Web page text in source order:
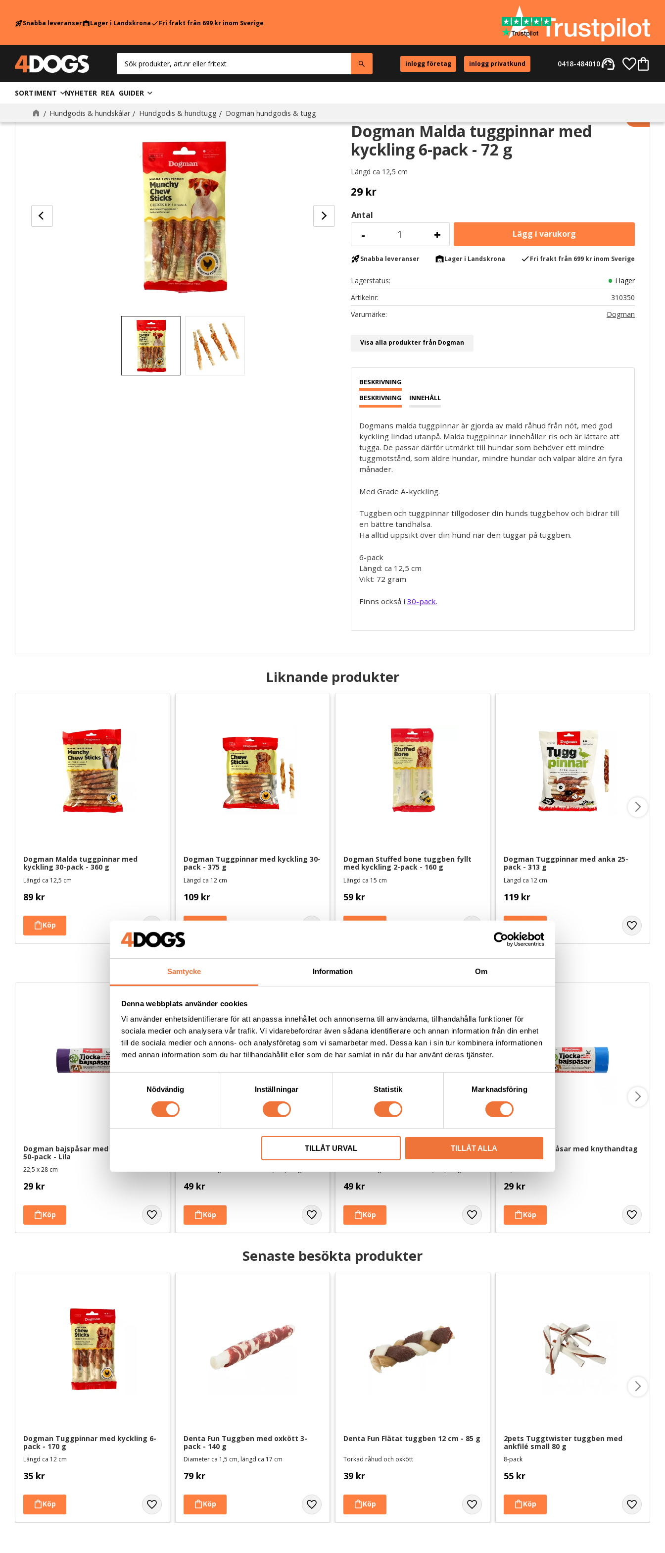
Samtycke Information Om
Denna webbplats använder cookies
Vi använder enhetsidentifierare för att anpassa innehållet och annonserna till användarna, tillhandahålla funktioner för
sociala medier och analysera vår trafik. Vi vidarebefordrar även sådana identifierare och annan information från din enhet
till de sociala medier och annons- och analysföretag som vi samarbetar med. Dessa kan i sin tur kombinera informationen
med annan information som du har tillhandahållit eller som de har samlat in när du har använt deras tjänster.
s
Nödvändig Inställningar Statistik Marknadsföring
TILLÅT URVAL TILLÅT ALLA
rocket_launchSnabba leveranserwarehouseLager i LandskronacheckFri frakt från 699 kr inom Sverige
inlogg företag inlogg privatkund support_agent
0418-484010
SORTIMENT NYHETER REA GUIDER
Hundgodis & hundskålar Hundgodis & hundtugg Dogman hundgodis & tugg
Dogman Malda tuggpinnar med
kyckling 6-pack - 72 g
Längd ca 12,5 cm
29kr
Antal
+
-
Lägg
rocket_launchSnabba leveranser warehouseLager i Landskrona checkFri frakt från 699 kr inom Sverige
Lagerstatus
i lager
Artikelnr
310350
Dogman
Visa alla produkter från Dogman
BESKRIVNING INNEHÅLL
Dogmans malda tuggpinnar är gjorda av mald råhud från nöt, med god
kyckling lindad utanpå. Malda tuggpinnar innehåller ris och är lättare att
tugga. De passar därför utmärkt till hundar som behöver ett mindre
tuggmotstånd, som äldre hundar, mindre hundar och valpar äldre än fyra
månader.
Med Grade A-kyckling.
Tuggben och tuggpinnar tillgodoser din hunds tuggbehov och bidrar till
en bättre tandhälsa.
Ha alltid uppsikt över din hund när den tuggar på tuggben.
6-pack
Längd: ca 12,5 cm
Vikt: 72 gram
Finns också i 30-pack.
Liknande produkter
Dogman Malda tuggpinnar med
kyckling 30-pack - 360 g
Längd ca 12,5 cm
89 kr
Dogman Tuggpinnar med kyckling 30-
pack - 375 g
Längd ca 12 cm
109 kr
Dogman Stuffed bone tuggben fyllt
med kyckling 2-pack - 160 g
Längd ca 15 cm
59 kr
Dogman Tuggpinnar med anka 25-
pack - 313 g
Längd ca 12 cm
119 kr
Andra köpte även
Dogman bajspåsar med knythandtag
50-pack - Lila
22,5 x 28 cm
29 kr
4Dogs Belöningsgodis Lamm ca 100 g
49 kr
4Dogs Belöningsgodis Hjort ca 100 g
49 kr
Dogman bajspåsar med knythandtag
50-pack - Blå
29 kr
Senaste besökta produkter
Dogman Tuggpinnar med kyckling 6-
pack - 170 g
Längd ca 12 cm
35 kr
Denta Fun Tuggben med oxkött 3-
pack - 140 g
Diameter ca 1,5 cm, längd ca 17 cm
79 kr
Denta Fun Flätat tuggben 12 cm - 85 g
Torkad råhud och oxkött
39 kr
2pets Tuggtwister tuggben med
ankfilé small 80 g
8-pack
55 kr